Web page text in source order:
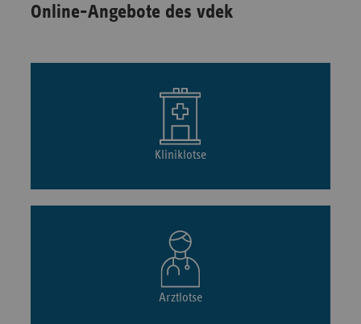
Online-Angebote des vdek
Kliniklotse
Arztlotse